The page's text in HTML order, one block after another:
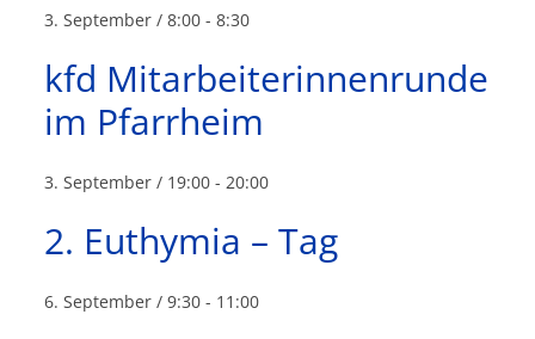
3. September / 8:00 -8:30
kfd Mitarbeiterinnenrunde
im Pfarrheim
3. September / 19:00 - 20:00
2. Euthymia – Tag
6. September / 9:30 - 11:00